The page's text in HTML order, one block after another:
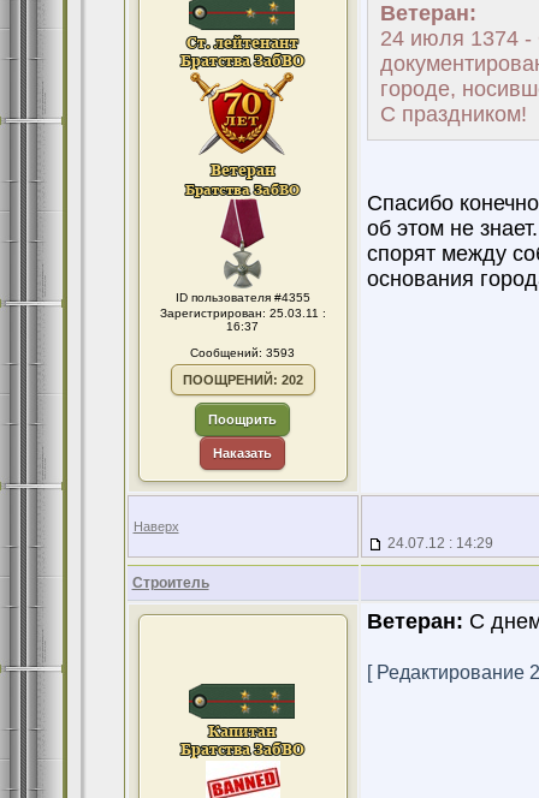
ID пользователя #4355
Зарегистрирован: 25.03.11 :
16:37
Сообщений: 3593
ПООЩРЕНИЙ: 202
Поощрить
Наказать
Ветеран:
24 июля 1374 -
городе,
С праздником!
Спасибо
об этом не
спорят между
основания
Наверх
24.07.12 : 14:29
Строитель
Ветеран: С
[ Редактирование